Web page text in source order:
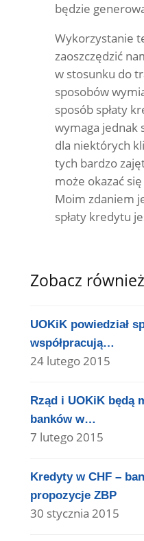
będzie
Wykorzystanie
zaoszczędzić
w stosunku do
sposobów
sposób spłaty
wymaga jednak
dla niektórych
tych bardzo
może okazać
Moim zdaniem
spłaty kredytu
Zobacz również
UOKiK powiedział
współpracują…
24 lutego 2015
Rząd i UOKiK będą
banków w…
7 lutego 2015
Kredyty w CHF –
propozycje ZBP
30 stycznia 2015